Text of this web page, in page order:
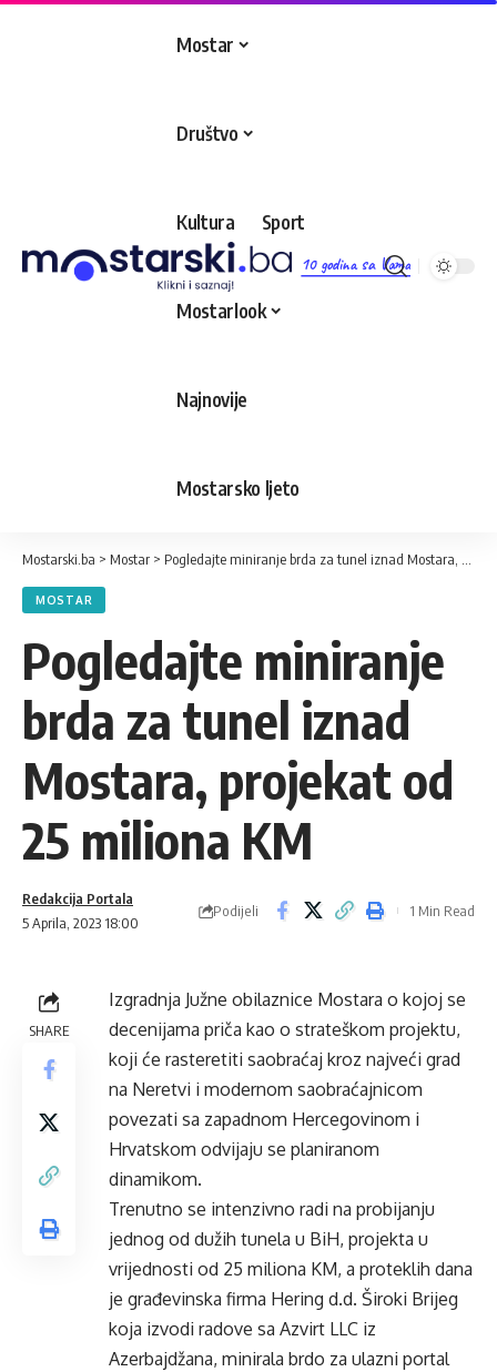
10 godina sa Vama
Mostar
Društvo
Kultura Sport
Mostarlook
Najnovije
Mostarsko ljeto
Mostarski.ba > Mostar > Pogledajte miniranje brda za tunel iznad Mostara, projekat od 25 miliona KM
MOSTAR
Pogledajte miniranje
brda za tunel iznad
Mostara, projekat od
25 miliona KM
5 Aprila, 2023 18:00
Redakcija Portala
Podijeli 1 Min Read
SHARE
Izgradnja Južne obilaznice Mostara o kojoj se
decenijama priča kao o strateškom projektu,
koji će rasteretiti saobraćaj kroz najveći grad
na Neretvi i modernom saobraćajnicom
povezati sa zapadnom Hercegovinom i
Hrvatskom odvijaju se planiranom
dinamikom.
Trenutno se intenzivno radi na probijanju
jednog od dužih tunela u BiH, projekta u
vrijednosti od 25 miliona KM, a proteklih dana
je građevinska firma Hering d.d. Široki Brijeg
koja izvodi radove sa Azvirt LLC iz
Azerbajdžana, minirala brdo za ulazni portal